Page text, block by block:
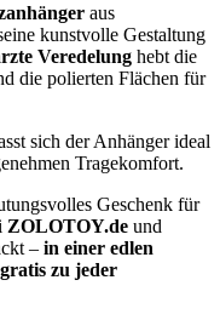
aus
kunstvolle Gestaltung
Veredelung hebt die
die polierten Flächen für
sich der Anhänger ideal
Tragekomfort.
Geschenk für
ZOLOTOY.de und
– in einer edlen
zu jeder